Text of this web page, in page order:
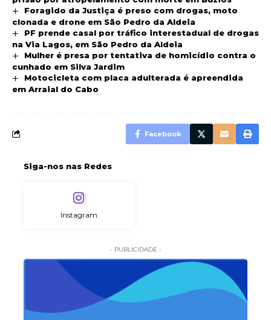
Foragido da Justiça é preso com drogas, moto
clonada e drone em São Pedro da Aldeia
PF prende casal por tráfico interestadual de drogas
na Via Lagos, em São Pedro da Aldeia
Mulher é presa por tentativa de homicídio contra o
cunhado em Silva Jardim
Motocicleta com placa adulterada é apreendida
em Arraial do Cabo
Facebook
Siga-nos nas Redes
Instagram
- PUBLICIDADE -